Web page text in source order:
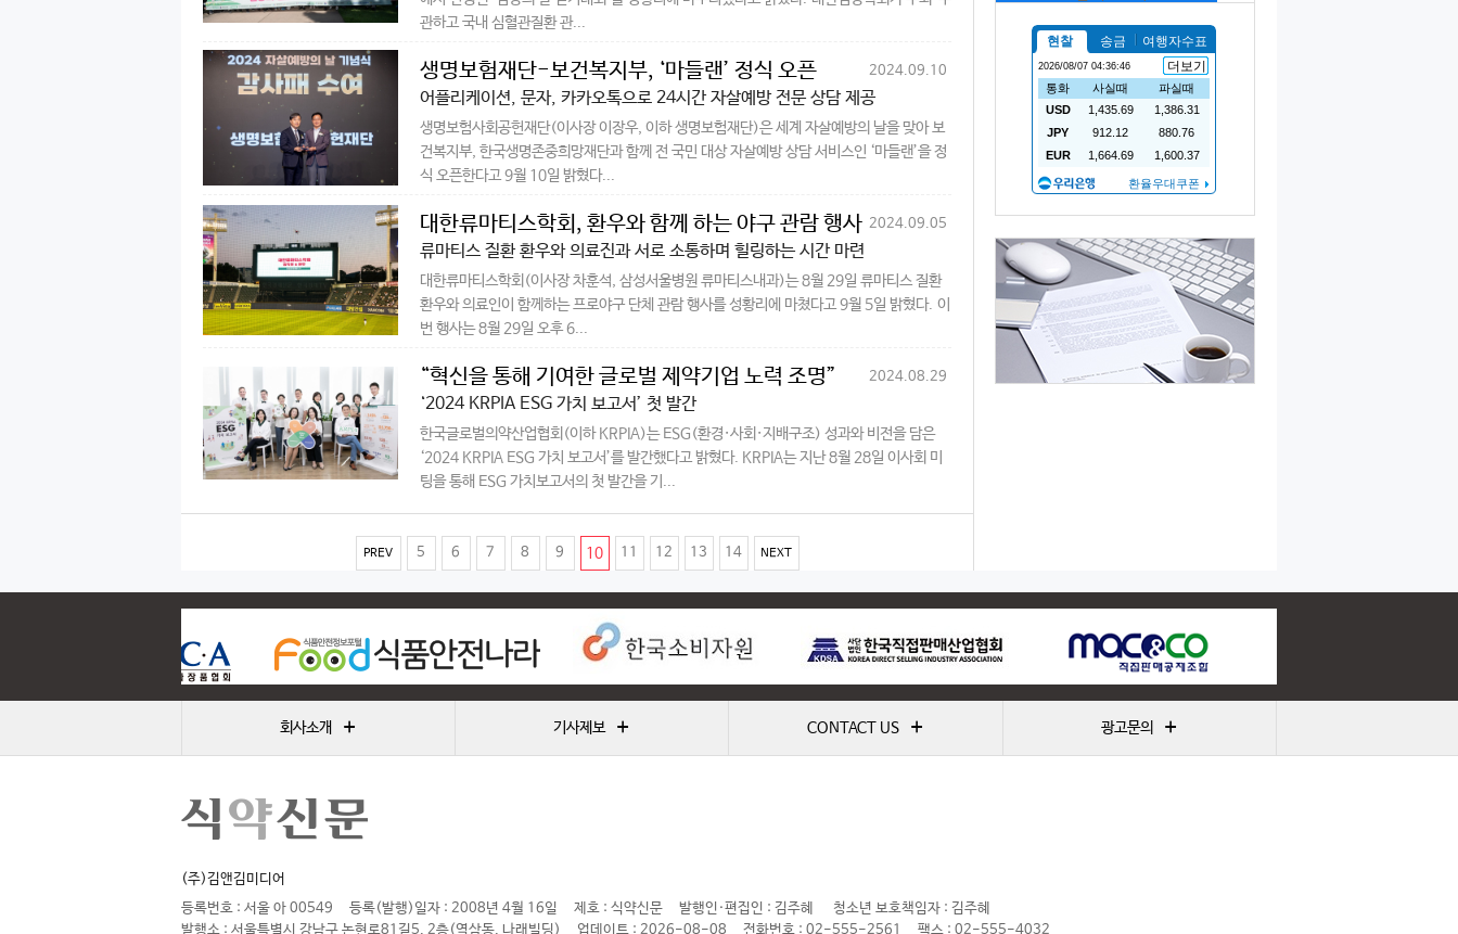
관하고 국내 심혈관질환 관...
생명보험재단-보건복지부, ‘마들랜’ 정식 오픈
어플리케이션, 문자, 카카오톡으로 24시간 자살예방 전문 상담 제공
2024.09.10
생명보험사회공헌재단(이사장 이장우, 이하 생명보험재단)은 세계 자살예방의 날을 맞아 보
건복지부, 한국생명존중희망재단과 함께 전 국민 대상 자살예방 상담 서비스인 ‘마들랜’을 정
식 오픈한다고 9월 10일 밝혔다...
대한류마티스학회, 환우와 함께 하는 야구 관람 행사 성료
류마티스 질환 환우와 의료진과 서로 소통하며 힐링하는 시간 마련
2024.09.05
대한류마티스학회(이사장 차훈석, 삼성서울병원 류마티스내과)는 8월 29일 류마티스 질환
환우와 의료인이 함께하는 프로야구 단체 관람 행사를 성황리에 마쳤다고 9월 5일 밝혔다. 이
번 행사는 8월 29일 오후 6...
“혁신을 통해 기여한 글로벌 제약기업 노력 조명”
‘2024 KRPIA ESG 가치 보고서’ 첫 발간
2024.08.29
한국글로벌의약산업협회(이하 KRPIA)는 ESG(환경·사회·지배구조) 성과와 비전을 담은
‘2024 KRPIA ESG 가치 보고서’를 발간했다고 밝혔다. KRPIA는 지난 8월 28일 이사회 미
팅을 통해 ESG 가치보고서의 첫 발간을 기...
PREV 5 6 7 8 9 10(
r
r
11 12 13 14 NEXT
회사소개 + 기사제보 + CONTACT US + 광고문의 +
(주)김앤김미디어
등록번호 : 서울 아 00549
등록(발행)일자 : 2008년 4월 16일 제호 : 식약신문 발행인·편집인 : 김주혜
청소년 보호책임자 : 김주혜
발행소 : 서울특별시 강남구 논현로81길5, 2층(역삼동, 나래빌딩)
업데이트 : 2026-08-08 전화번호 : 02-555-2561 팩스 : 02-555-4032